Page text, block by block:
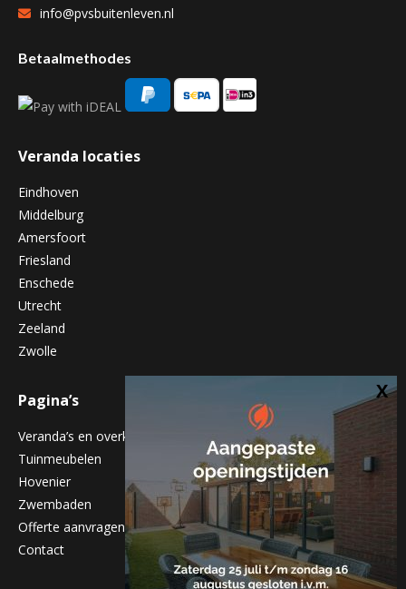
info@pvsbuitenleven.nl
Betaalmethodes
Veranda locaties
Eindhoven
Middelburg
Amersfoort
Friesland
Enschede
Utrecht
Zeeland
Zwolle
Pagina’s
Veranda’s en overkappingen
Tuinmeubelen
Hovenier
Zwembaden
Offerte aanvragen
Contact